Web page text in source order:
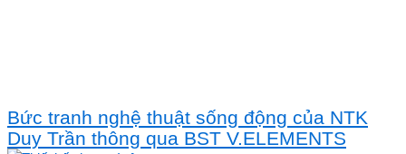
Bức tranh nghệ thuật sống động của NTK
Duy Trần thông qua BST V.ELEMENTS